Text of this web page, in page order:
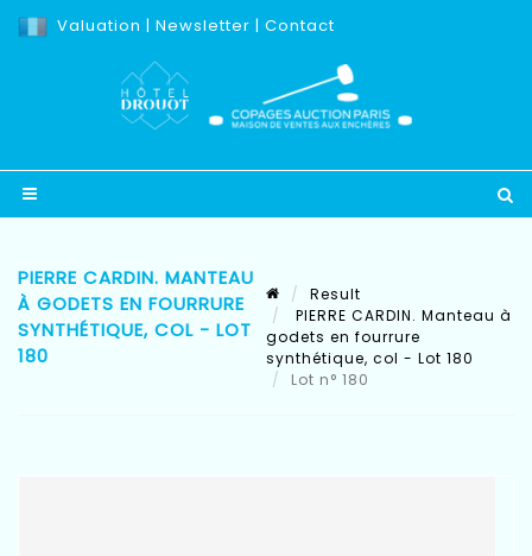
Valuation | Newsletter | Contact
PIERRE CARDIN. MANTEAU
À GODETS EN FOURRURE
SYNTHÉTIQUE, COL - LOT
180
Result
PIERRE CARDIN. Manteau à
godets en fourrure
synthétique, col - Lot 180
Lot n° 180